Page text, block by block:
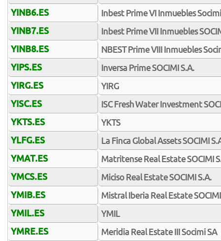
YINB6.ES
Inbest Prime VI Inmuebles
YINB7.ES
Inbest Prime VII Inmuebles
YINB8.ES
NBEST Prime VIII Inmuebles
YIPS.ES
Inversa Prime SOCIMI S.A.
YIRG.ES
YIRG
YISC.ES
ISC Fresh Water Investment
YKTS.ES
YKTS
YLFG.ES
La Finca Global Assets SOCIMI
YMAT.ES
Matritense Real Estate SOCIMI
YMCS.ES
Miciso Real Estate SOCIMI S.A.
YMIB.ES
Mistral Iberia Real Estate
YMIL.ES
YMIL
YMRE.ES
Meridia Real Estate III Socimi SA